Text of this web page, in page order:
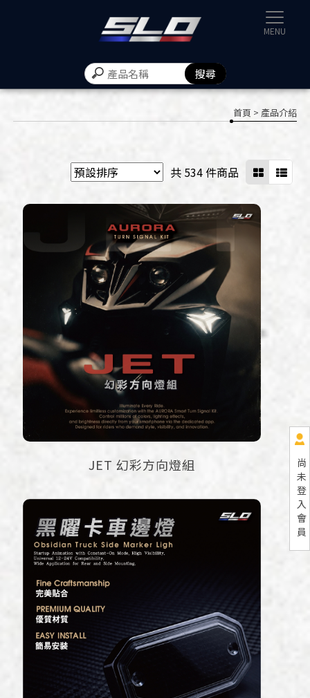
尚
未
登
入
會
員
速辰
首頁 > 產品介紹
共 534 件商品
JET 幻彩方向燈組